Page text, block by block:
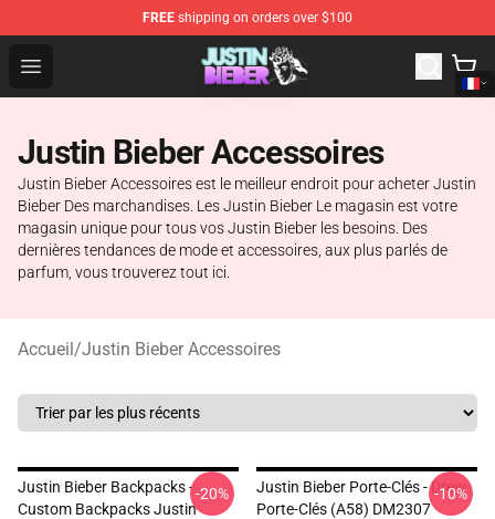
FREE shipping on orders over $100
Open menu
Justin Bieber Store - Official Justin Bieber Merchandise
Justin Bieber Accessoires
Justin Bieber Accessoires est le meilleur endroit pour acheter Justin
Bieber Des marchandises. Les Justin Bieber Le magasin est votre
magasin unique pour tous vos Justin Bieber les besoins. Des
dernières tendances de mode et accessoires, aux plus parlés de
parfum, vous trouverez tout ici.
Accueil/Justin Bieber Accessoires
Justin Bieber Backpacks -
Custom Backpacks Justin
-20%
Justin Bieber Porte-Clés - Drew
Porte-Clés (A58) DM2307
-10%